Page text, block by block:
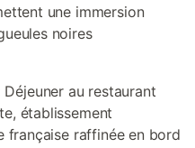
une immersion
noires
Déjeuner au restaurant
établissement
française raffinée en bord